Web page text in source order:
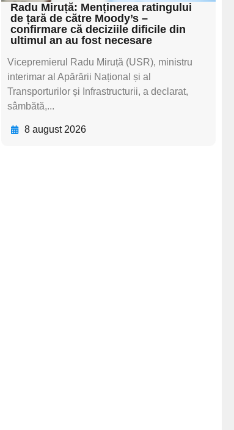
Radu Miruță: Menținerea ratingului
de țară de către Moody’s –
confirmare că deciziile dificile din
ultimul an au fost necesare
Vicepremierul Radu Miruță (USR), ministru
interimar al Apărării Național și al
Transporturilor și Infrastructurii, a declarat,
sâmbătă,...
8 august 2026